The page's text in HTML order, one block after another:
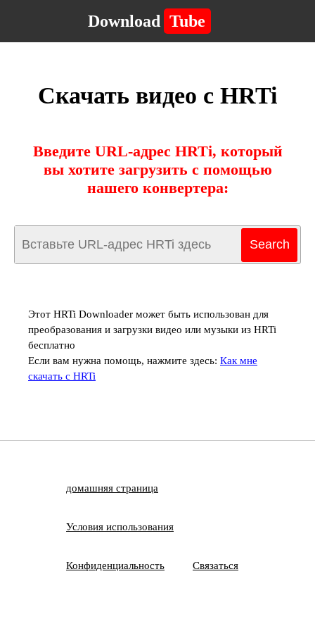
Download Tube
Скачать видео с HRTi
Введите URL-адрес HRTi, который
вы хотите загрузить с помощью
нашего конвертера:
Этот HRTi Downloader может быть использован для
преобразования и загрузки видео или музыки из HRTi
бесплатно
Если вам нужна помощь, нажмите здесь: Как мне
скачать с HRTi
домашняя страница
Условия использования
Конфиденциальность Связаться